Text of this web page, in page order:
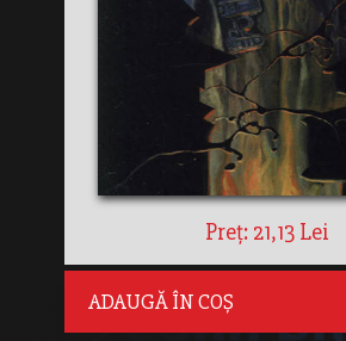
Preț: 21,13 Lei
ADAUGĂ ÎN COȘ